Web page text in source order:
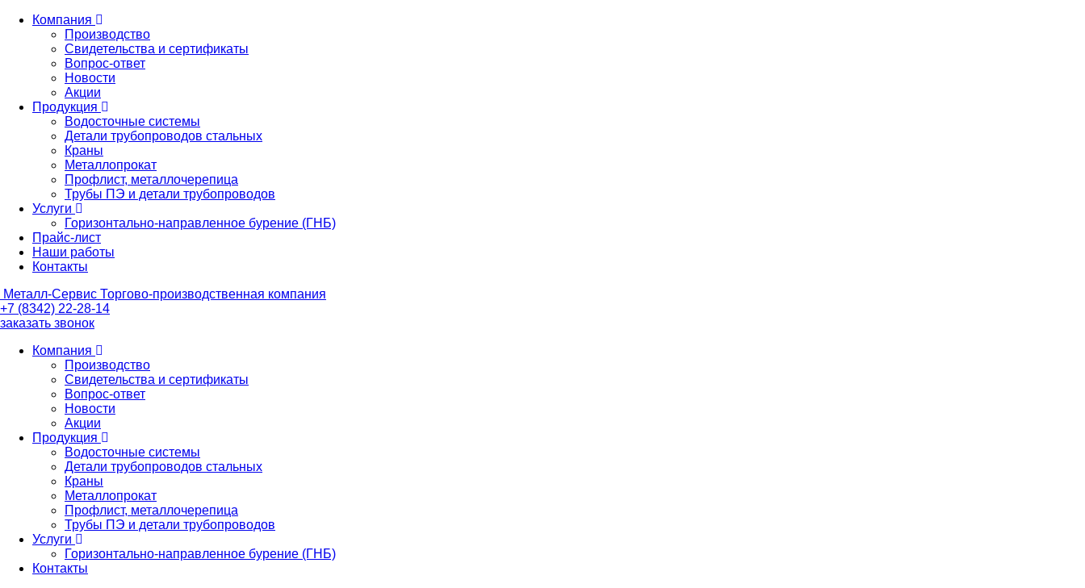
Компания
Производство
Свидетельства и сертификаты
Вопрос-ответ
Новости
Акции
Продукция
Водосточные системы
Детали трубопроводов стальных
Краны
Металлопрокат
Профлист, металлочерепица
Трубы ПЭ и детали трубопроводов
Услуги
Горизонтально-направленное бурение (ГНБ)
Прайс-лист
Наши работы
Контакты
Металл-Сервис Торгово-производственная компания
+7 (8342) 22-28-14
заказать звонок
Компания
Производство
Свидетельства и сертификаты
Вопрос-ответ
Новости
Акции
Продукция
Водосточные системы
Детали трубопроводов стальных
Краны
Металлопрокат
Профлист, металлочерепица
Трубы ПЭ и детали трубопроводов
Услуги
Горизонтально-направленное бурение (ГНБ)
Контакты